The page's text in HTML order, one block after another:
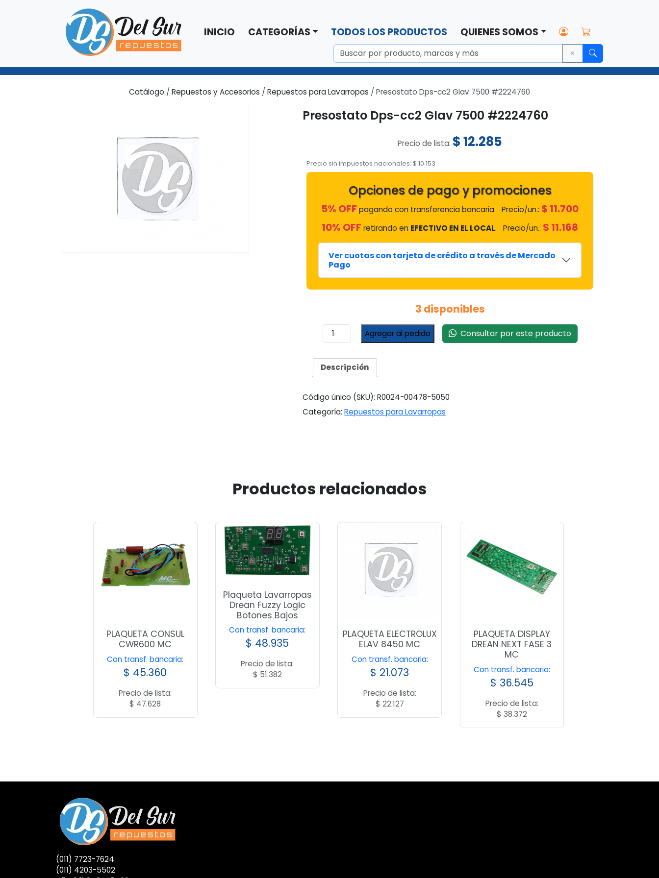
INICIO CATEGORÍAS TODOS LOS PRODUCTOS QUIENES SOMOS
Catálogo / Repuestos y Accesorios / Repuestos para Lavarropas / Presostato Dps-cc2 Glav 7500 #2224760
Presostato Dps-cc2 Glav 7500 #2224760
Precio de lista: $12.285
Precio sin impuestos nacionales:$ 10.153
Opciones de pago y promociones
5% OFF pagando con transferencia bancaria. Precio/un.: $ 11.700
10% OFF retirando en EFECTIVO EN EL LOCAL. Precio/un.: $ 11.168
Ver cuotas con tarjeta de crédito a través de Mercado
Pago
3 disponibles
Presostato
Dps-
Glav
7500
cantidad
Agregar al pedido Consultar por este producto
Descripción
Código único (SKU):R0024-00478-5050
Categoría:Repuestos para Lavarropas
Productos relacionados
PLAQUETA CONSUL
CWR600 MC
Con transf. bancaria:
$ 45.360
Precio de lista:
$ 47.628
Plaqueta Lavarropas
Drean Fuzzy Logic
Botones Bajos
Con transf. bancaria:
$ 48.935
Precio de lista:
$ 51.382
PLAQUETA ELECTROLUX
ELAV 8450 MC
Con transf. bancaria:
$ 21.073
Precio de lista:
$ 22.127
PLAQUETA DISPLAY
DREAN NEXT FASE 3
MC
Con transf. bancaria:
$ 36.545
Precio de lista:
$ 38.372
(011) 7723-7624
(011) 4203-5502